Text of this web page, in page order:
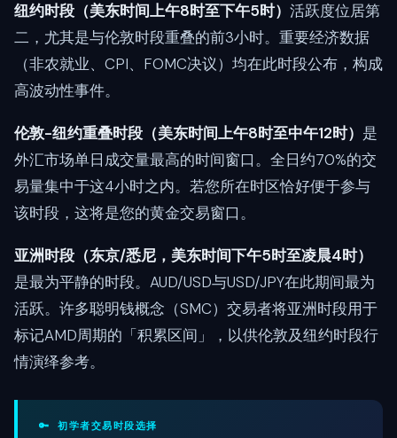
纽约时段（美东时间上午8时至下午5时） 活跃度位居第
二，尤其是与伦敦时段重叠的前3小时。重要经济数据
（非农就业、CPI、FOMC决议）均在此时段公布，构成
高波动性事件。
伦敦-纽约重叠时段（美东时间上午8时至中午12时） 是
外汇市场单日成交量最高的时间窗口。全日约70%的交
易量集中于这4小时之内。若您所在时区恰好便于参与
该时段，这将是您的黄金交易窗口。
亚洲时段（东京/悉尼，美东时间下午5时至凌晨4时）
是最为平静的时段。AUD/USD与USD/JPY在此期间最为
活跃。许多聪明钱概念（SMC）交易者将亚洲时段用于
标记AMD周期的「积累区间」，以供伦敦及纽约时段行
情演绎参考。
🔑 初学者交易时段选择